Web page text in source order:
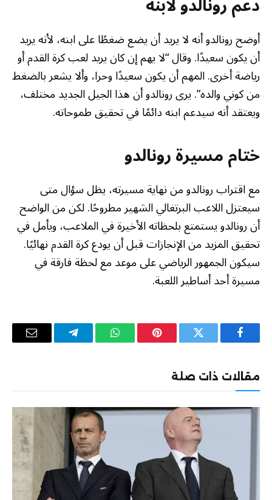
أوضح رونالدو أنه لا يريد أن يضع ضغطًا على ابنه، لأنه يريد
أن يكون سعيدًا. وقال “لا يهم إن كان يريد لعب كرة القدم أو
رياضة أخرى. المهم أن يكون سعيدًا وحرا، وألا يشعر بالضغط
من كوني والده”. يرى رونالدو أن هذا الجيل الجديد مختلف،
ويعتقد أنه سيدعم ابنه دائمًا في تحقيق طموحاته.
ختام مسيرة رونالدو
مع اقتراب رونالدو من نهاية مسيرته، يظل سؤال متى
سيعتزل اللاعب البرتغالي الشهير مطروحًا. لكن من الواضح
أن رونالدو يستمتع بلحظاته الأخيرة في الملاعب، ويأمل في
تحقيق المزيد من الإنجازات قبل أن يودع كرة القدم نهائيًا.
سيكون الجمهور الرياضي على موعد مع لحظة فارقة في
مسيرة أحد أساطير اللعبة.
فيسبوك تويتر بينتيريستواتساب تيلقرام
البريد
مقالات ذات صلة